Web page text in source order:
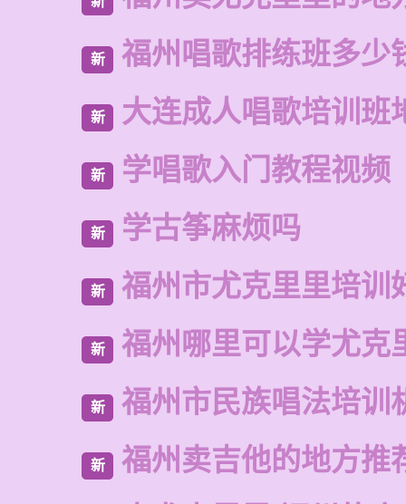
新 福州唱歌排练班多少
新 大连成人唱歌培训班
新 学唱歌入门教程视频
新 学古筝麻烦吗
新 福州市尤克里里培训
新 福州哪里可以学尤克
新 福州市民族唱法培训
新 福州卖吉他的地方推